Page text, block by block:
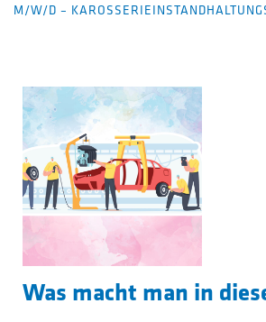
M/W/D –
Was macht man in